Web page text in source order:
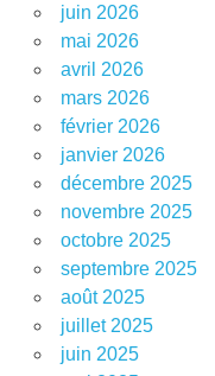
juin 2026
mai 2026
avril 2026
mars 2026
février 2026
janvier 2026
décembre 2025
novembre 2025
octobre 2025
septembre 2025
août 2025
juillet 2025
juin 2025